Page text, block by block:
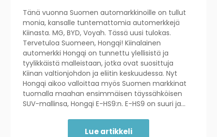
Tänä vuonna Suomen automarkkinoille on tullut
monia, kansalle tuntemattomia automerkkejä
Kiinasta. MG, BYD, Voyah. Tässä uusi tulokas.
Tervetuloa Suomeen, Hongqi! Kiinalainen
automerkki Hongqi on tunnettu ylellisistä ja
tyylikkäistä malleistaan, jotka ovat suosittuja
Kiinan valtionjohdon ja eliitin keskuudessa. Nyt
Hongqi aikoo valloittaa myös Suomen markkinat
tuomalla maahan ensimmäisen täyssähköisen
SUV-mallinsa, Hongqi E-HS9:n. E-HS9 on suuri ja…
Lue artikkeli